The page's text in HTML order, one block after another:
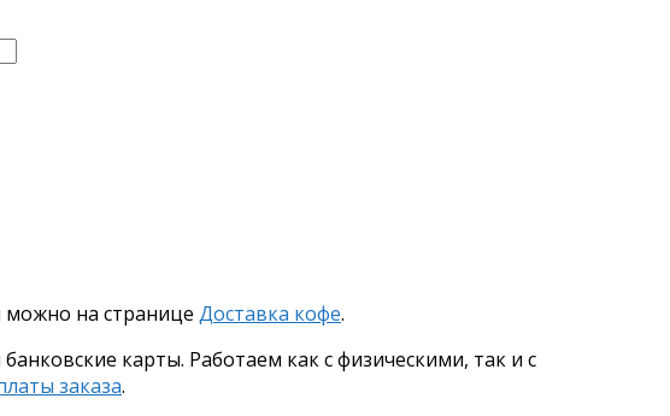
можно на странице Доставка кофе.
карты. Работаем как с физическими, так и с
заказа.